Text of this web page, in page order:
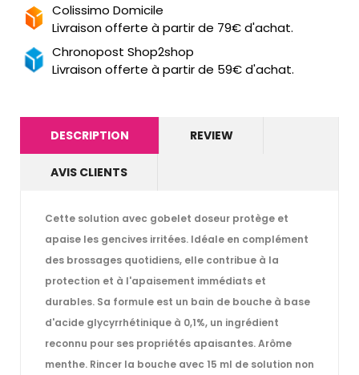
Colissimo Domicile
Livraison offerte à partir de 79€ d'achat.
Chronopost Shop2shop
Livraison offerte à partir de 59€ d'achat.
DESCRIPTION REVIEW
AVIS CLIENTS
Cette solution avec gobelet doseur protège et
apaise les gencives irritées. Idéale en complément
des brossages quotidiens, elle contribue à la
protection et à l'apaisement immédiats et
durables. Sa formule est un bain de bouche à base
d'acide glycyrrhétinique à 0,1%, un ingrédient
reconnu pour ses propriétés apaisantes. Arôme
menthe. Rincer la bouche avec 15 ml de solution non